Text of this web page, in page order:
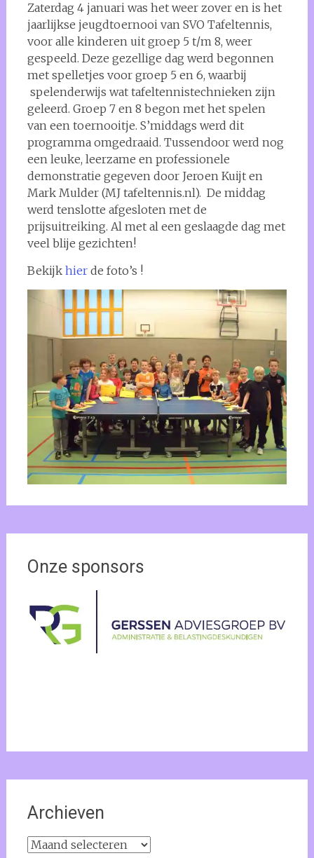
Zaterdag 4 januari was het weer zover en is het
jaarlijkse jeugdtoernooi van SVO Tafeltennis,
voor alle kinderen uit groep 5 t/m 8, weer
gespeeld. Deze gezellige dag werd begonnen
met spelletjes voor groep 5 en 6, waarbij
spelenderwijs wat tafeltennistechnieken zijn
geleerd. Groep 7 en 8 begon met het spelen
van een toernooitje. S’middags werd dit
programma omgedraaid. Tussendoor werd nog
een leuke, leerzame en professionele
demonstratie gegeven door Jeroen Kuijt en
Mark Mulder (MJ tafeltennis.nl). De middag
werd tenslotte afgesloten met de
prijsuitreiking. Al met al een geslaagde dag met
veel blije gezichten!
Bekijk hierde foto’s !
Onze sponsors
Archieven
Archieven